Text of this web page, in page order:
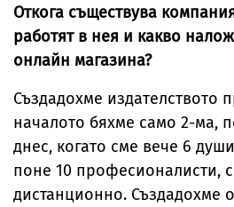
Откога съществува
работят в нея и какво
онлайн магазина?
Създадохме издателството
началото бяхме само 2-ма,
днес, когато сме вече 6
поне 10 професионалисти,
дистанционно. Създадохме